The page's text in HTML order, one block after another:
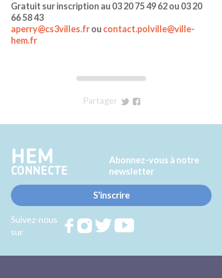
Gratuit sur inscription au 03 20 75 49 62 ou 03 20
66 58 43
aperry@cs3villes.frou contact.polville@ville-
hem.fr
Partager
Twitter
Facebook
HEM
CONNECTE
Abonnez-vous à notre
newsletter
S'inscrire
Suivez-nous
sur
RejoignezRejoignezRejoignez